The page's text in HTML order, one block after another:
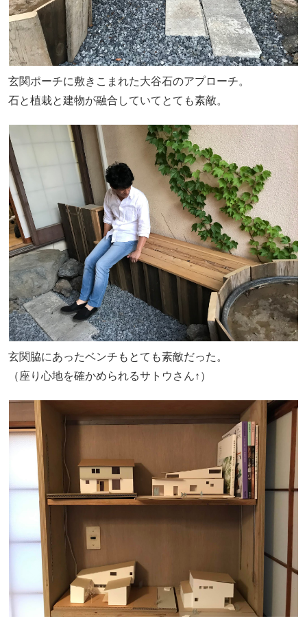
玄関ポーチに敷きこまれた大谷石のアプローチ。
石と植栽と建物が融合していてとても素敵。
玄関脇にあったベンチもとても素敵だった。
（座り心地を確かめられるサトウさん↑）